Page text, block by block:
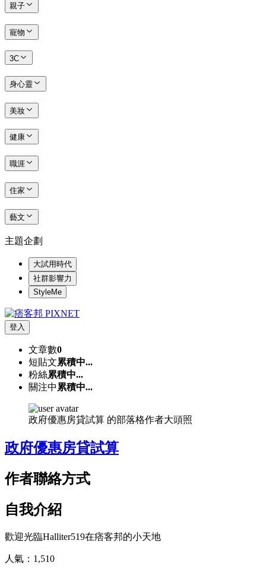
親子
寵物
3C
身心靈
美妝
健康
職涯
住家
藝文
主題企劃
大試用時代
社群影響力
StyleMe
登入
文章數0
短貼文累積中...
粉絲累積中...
關注中 累積中...
政府優惠房貸試算 的部落格作者大頭照
政府優惠房貸試算
作者聯絡方式
自我介紹
歡迎光臨Halliter519在痞客邦的小天地
人氣： 1,510